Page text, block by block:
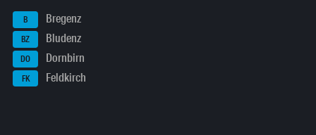
B Bregenz
BZ Bludenz
DO Dornbirn
FK Feldkirch